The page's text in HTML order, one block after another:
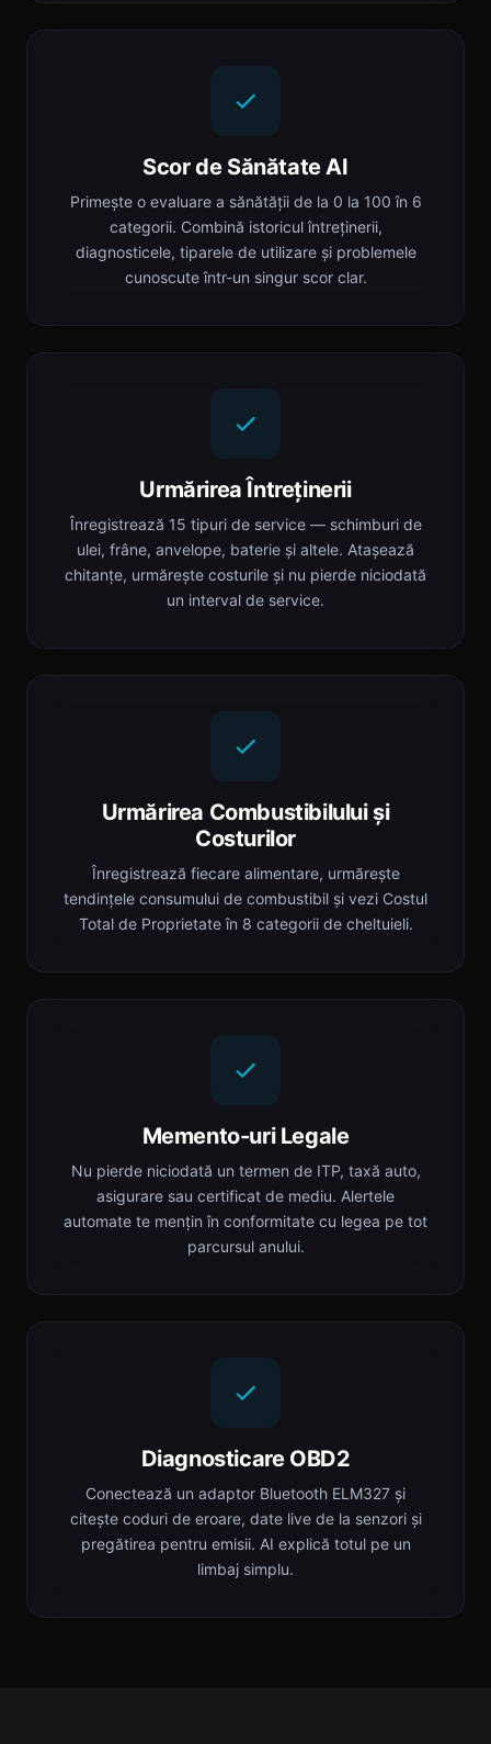
Scor de Sănătate AI
Primește o evaluare a sănătății de la 0 la 100 în 6
categorii. Combină istoricul întreținerii,
diagnosticele, tiparele de utilizare și problemele
cunoscute într-un singur scor clar.
Urmărirea Întreținerii
Înregistrează 15 tipuri de service — schimburi de
ulei, frâne, anvelope, baterie și altele. Atașează
chitanțe, urmărește costurile și nu pierde niciodată
un interval de service.
Urmărirea Combustibilului și
Costurilor
Înregistrează fiecare alimentare, urmărește
tendințele consumului de combustibil și vezi Costul
Total de Proprietate în 8 categorii de cheltuieli.
Memento-uri Legale
Nu pierde niciodată un termen de ITP, taxă auto,
asigurare sau certificat de mediu. Alertele
automate te mențin în conformitate cu legea pe tot
parcursul anului.
Diagnosticare OBD2
Conectează un adaptor Bluetooth ELM327 și
citește coduri de eroare, date live de la senzori și
pregătirea pentru emisii. AI explică totul pe un
limbaj simplu.